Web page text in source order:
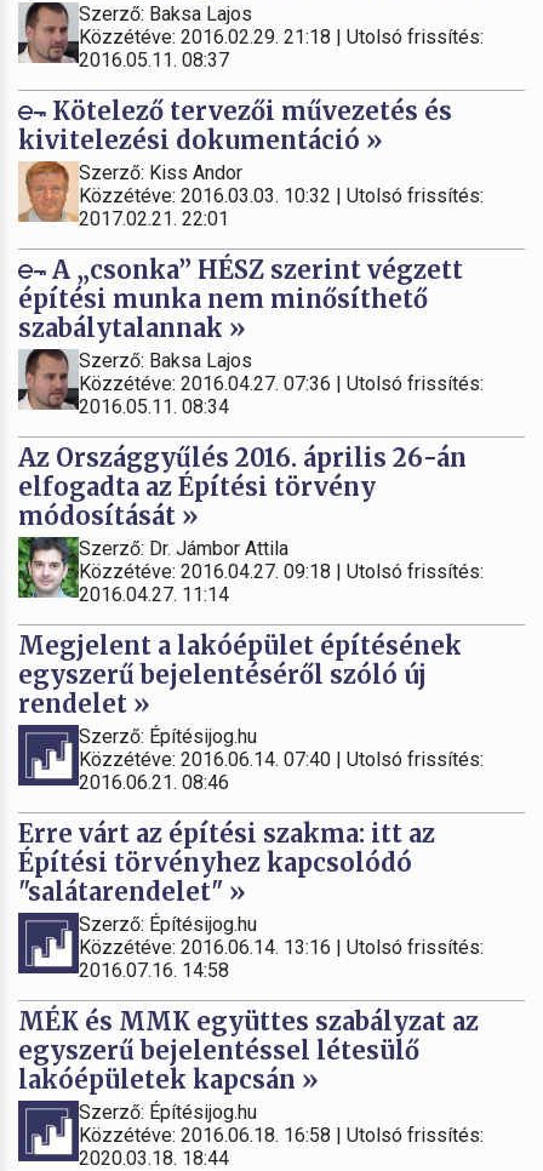
Szerző: Baksa Lajos
Közzétéve: 2016.02.29. 21:18 | Utolsó frissítés:
2016.05.11. 08:37
Kötelező tervezői művezetés és
kivitelezési dokumentáció »
Szerző: Kiss Andor
Közzétéve: 2016.03.03. 10:32 | Utolsó frissítés:
2017.02.21. 22:01
A „csonka” HÉSZ szerint végzett
építési munka nem minősíthető
szabálytalannak »
Szerző: Baksa Lajos
Közzétéve: 2016.04.27. 07:36 | Utolsó frissítés:
2016.05.11. 08:34
Az Országgyűlés 2016. április 26-án
elfogadta az Építési törvény
módosítását »
Szerző: Dr. Jámbor Attila
Közzétéve: 2016.04.27. 09:18 | Utolsó frissítés:
2016.04.27. 11:14
Megjelent a lakóépület építésének
egyszerű bejelentéséről szóló új
rendelet »
Szerző: Építésijog.hu
Közzétéve: 2016.06.14. 07:40 | Utolsó frissítés:
2016.06.21. 08:46
Erre várt az építési szakma: itt az
Építési törvényhez kapcsolódó
"salátarendelet" »
Szerző: Építésijog.hu
Közzétéve: 2016.06.14. 13:16 | Utolsó frissítés:
2016.07.16. 14:58
MÉK és MMK együttes szabályzat az
egyszerű bejelentéssel létesülő
lakóépületek kapcsán »
Szerző: Építésijog.hu
Közzétéve: 2016.06.18. 16:58 | Utolsó frissítés:
2020.03.18. 18:44